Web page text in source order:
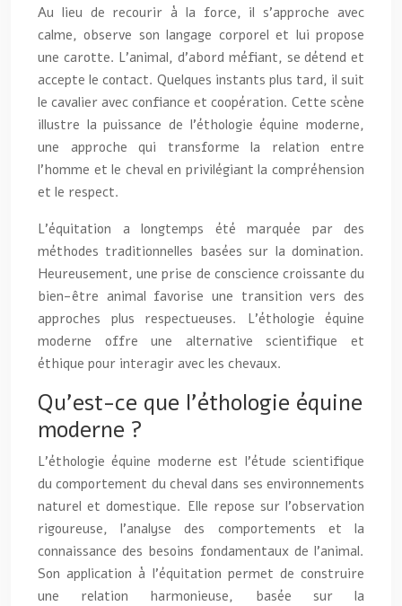
Au lieu de recourir à la force, il s’approche avec
calme, observe son langage corporel et lui propose
une carotte. L’animal, d’abord méfiant, se détend et
accepte le contact. Quelques instants plus tard, il suit
le cavalier avec confiance et coopération. Cette scène
illustre la puissance de l’éthologie équine moderne,
une approche qui transforme la relation entre
l’homme et le cheval en privilégiant la compréhension
et le respect.
L’équitation a longtemps été marquée par des
méthodes traditionnelles basées sur la domination.
Heureusement, une prise de conscience croissante du
bien-être animal favorise une transition vers des
approches plus respectueuses. L’éthologie équine
moderne offre une alternative scientifique et
éthique pour interagir avec les chevaux.
Qu’est-ce que l’éthologie équine
moderne ?
L’éthologie équine moderne est l’étude scientifique
du comportement du cheval dans ses environnements
naturel et domestique. Elle repose sur l’observation
rigoureuse, l’analyse des comportements et la
connaissance des besoins fondamentaux de l’animal.
Son application à l’équitation permet de construire
une relation harmonieuse, basée sur la